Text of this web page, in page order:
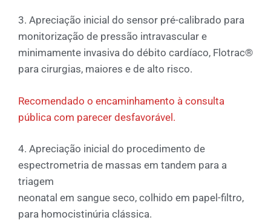
3. Apreciação inicial do sensor pré-calibrado para
monitorização de pressão intravascular e
minimamente invasiva do débito cardíaco, Flotrac®
para cirurgias, maiores e de alto risco.
Recomendado o encaminhamento à consulta
pública com parecer desfavorável.
4. Apreciação inicial do procedimento de
espectrometria de massas em tandem para a
triagem
neonatal em sangue seco, colhido em papel-filtro,
para homocistinúria clássica.